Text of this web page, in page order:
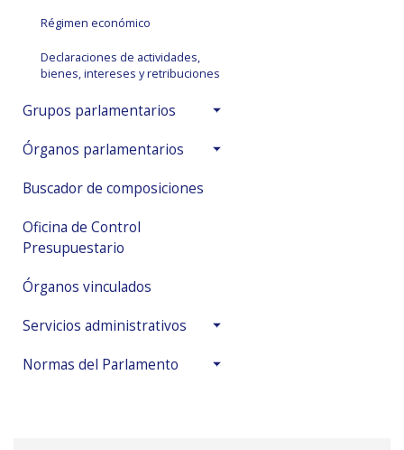
Régimen económico
Declaraciones de actividades,
bienes, intereses y retribuciones
Grupos parlamentarios
Órganos parlamentarios
Buscador de composiciones
Oficina de Control
Presupuestario
Órganos vinculados
Servicios administrativos
Normas del Parlamento